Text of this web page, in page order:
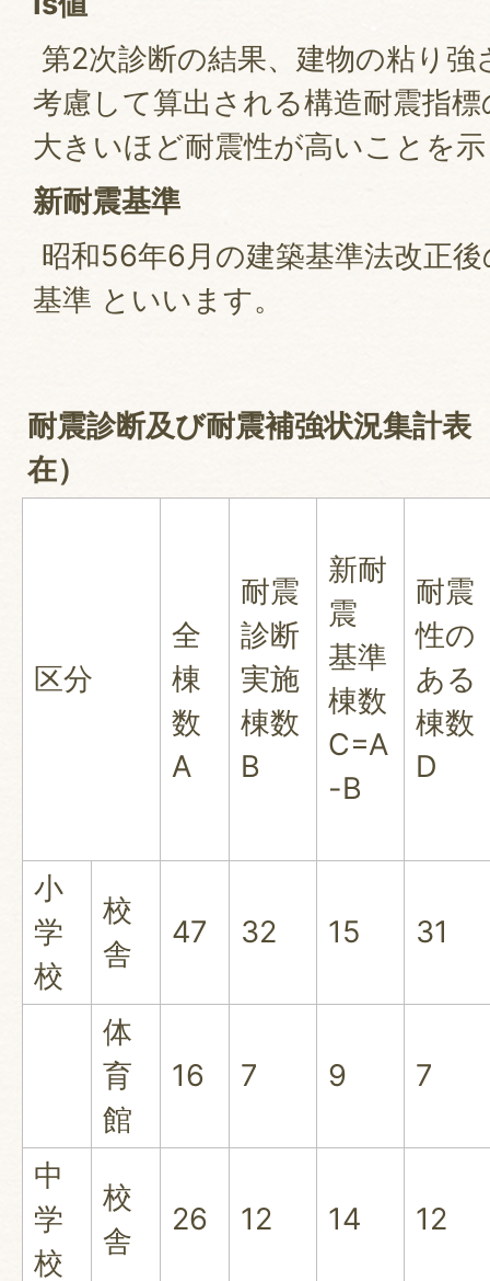
第2次診断の結果、建物の粘り
考慮して算出される構造耐震指
大きいほど耐震性が高いことを
新耐震基準
昭和56年6月の建築基準法改正
基準 といいます。
耐震診断及び耐震補強状況集計表
在）
区分
全
棟
数
A
耐震
診断
実施
棟数
B
新耐
震
基準
棟数
C=A
-B
耐震
性の
ある
棟数
D
小
学
校
校
舎
47 32 15 31
体
育
館
16 7 9 7
中
学
校
校
舎
26 12 14 12